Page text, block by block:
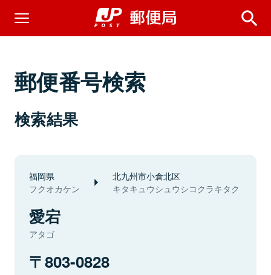
郵便番号検索
検索結果
福岡県
フクオカケン
北九州市小倉北区
キタキュウシュウシコクラキタク
愛宕
アタゴ
803-0828